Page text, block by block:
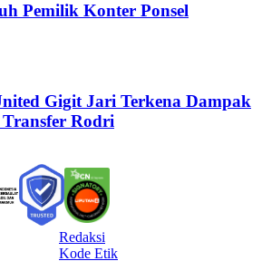
Pemilik Konter Ponsel
Gigit Jari Terkena Dampak
Rodri
Redaksi
Kode Etik